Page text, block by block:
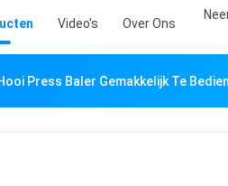
Video's Over Ons
Press Baler Gemakkelijk Te